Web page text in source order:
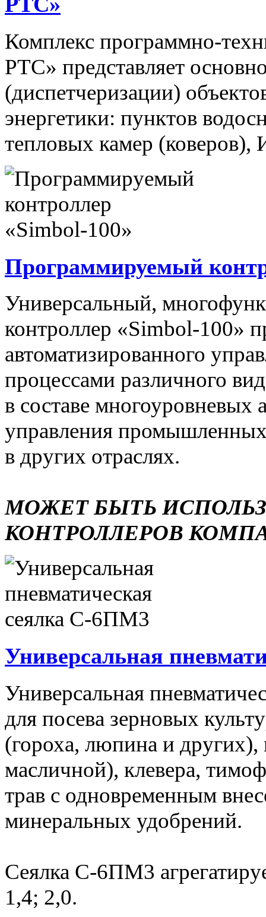
Комплекс программно-
РТС» представляет
(диспетчеризации)
энергетики: пунктов
тепловых камер
Программируемый
Универсальный,
контроллер «Simbol-100»
автоматизированного
процессами различного
в составе многоуровневых
управления
в других отраслях.
МОЖЕТ БЫТЬ
КОНТРОЛЛЕРОВ
Универсальная
Универсальная
для посева зерновых
(гороха, люпина и других),
масличной), клевера,
трав с одновременным
минеральных удобрений.
Сеялка С-6ПМ3
1,4; 2,0.